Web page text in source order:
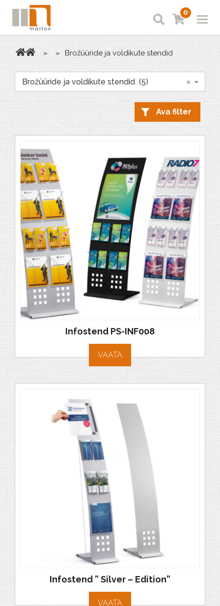
0
» » Brožüüride ja voldikute stendid
×
Brožüüride ja voldikute stendid (5)
Ava filter
Infostend PS-INF008
VAATA
Infostend ” Silver – Edition”
VAATA